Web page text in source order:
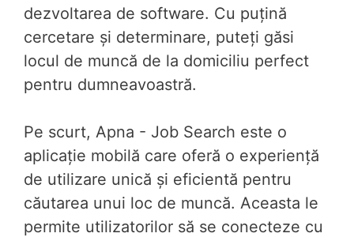
dezvoltarea de software. Cu puțină
cercetare și determinare, puteți găsi
locul de muncă de la domiciliu perfect
pentru dumneavoastră.
Pe scurt, Apna - Job Search este o
aplicație mobilă care oferă o experiență
de utilizare unică și eficientă pentru
căutarea unui loc de muncă. Aceasta le
permite utilizatorilor să se conecteze cu